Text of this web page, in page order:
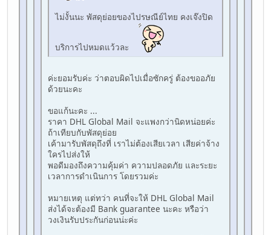
ไม่งั้นนะ พัสดุย่อยของไปรษณีย์ไทย คงเจ๊งปิด
บริการไปหมดแว้วละ
ค่ะยอมรับค่ะ ว่าตอบผิดไปเมื่อซักครู่ ต้องขออภัย
ด้วยนะคะ
ขอแก้นะคะ ...
ราคา DHL Global Mail จะแพงกว่านิดหน่อยค่ะ
ถ้าเทียบกับพัสดุย่อย
เค้ามารับพัสดุถึงที่ เราไม่ต้องเสียเวลา เสียค่าจ้าง
ใครไปส่งให้
พอดีมองถึงความคุ้มค่า ความปลอดภัย และระยะ
เวลาการดำเนินการ โดยรวมค่ะ
หมายเหตุ แต่ทว่า คนที่จะให้ DHL Global Mail
ส่งได้จะต้องมี Bank guarantee นะคะ หรือว่า
วงเงินรับประกันก่อนน่ะค่ะ